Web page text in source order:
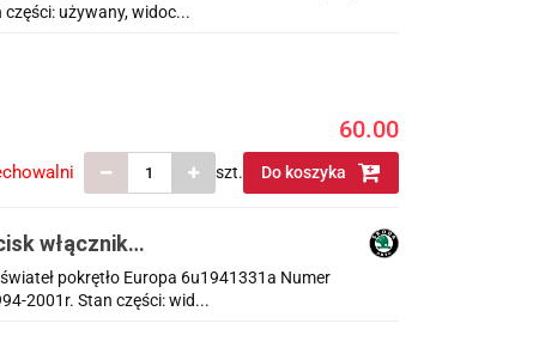
używany, widoc...
60.00
szt. Do koszyka
włącznik
pokrętło Europa 6u1941331a Numer
2001r. Stan części: wid...